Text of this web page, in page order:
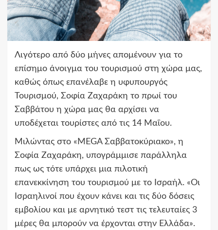
Λιγότερο από δύο μήνες απομένουν για το
επίσημο άνοιγμα του τουρισμού στη χώρα μας,
καθώς όπως επανέλαβε η υφυπουργός
Τουρισμού, Σοφία Ζαχαράκη το πρωί του
Σαββάτου η χώρα μας θα αρχίσει να
υποδέχεται τουρίστες από τις 14 Μαΐου.
Μιλώντας στο «MEGA Σαββατοκύριακο», η
Σοφία Ζαχαράκη, υπογράμμισε παράλληλα
πως ως τότε υπάρχει μια πιλοτική
επανεκκίνηση του τουρισμού με το Ισραήλ. «Οι
Ισραηλινοί που έχουν κάνει και τις δύο δόσεις
εμβολίου και με αρνητικό τεστ τις τελευταίες 3
μέρες θα μπορούν να έρχονται στην Ελλάδα».